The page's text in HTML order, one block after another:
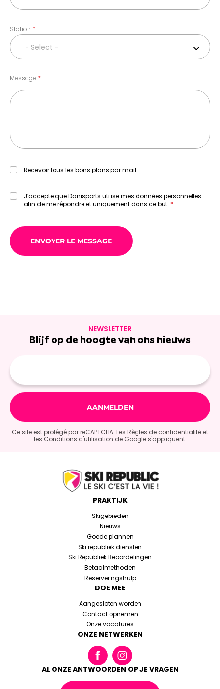
Station
- Select -
Message
Recevoir tous les bons plans par mail
J’accepte que Danisports utilise mes données personnelles
afin de me répondre et uniquement dans ce but.
NEWSLETTER
Blijf op de hoogte van ons nieuws
Ce site est protégé par reCAPTCHA. Les Règles de confidentialité et
les Conditions d'utilisation de Google s'appliquent.
PRAKTIJK
Skigebieden
Nieuws
Goede plannen
Ski republiek diensten
Ski Republiek Beoordelingen
Betaalmethoden
Reserveringshulp
DOE MEE
Aangesloten worden
Contact opnemen
Onze vacatures
ONZE NETWERKEN
AL ONZE ANTWOORDEN OP JE VRAGEN